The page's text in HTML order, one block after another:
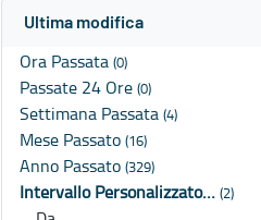
Ultima modifica
Ora Passata (0)
Passate 24 Ore (0)
Settimana Passata (4)
Mese Passato (16)
Anno Passato (329)
Intervallo Personalizzato… (2)